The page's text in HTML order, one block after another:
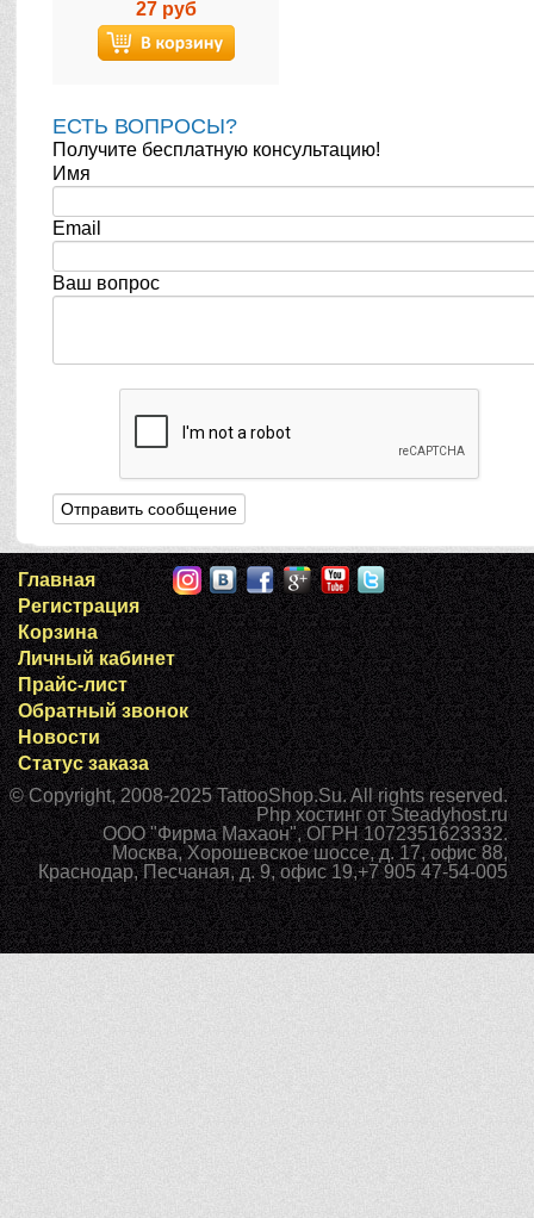
27 руб
ЕСТЬ ВОПРОСЫ?
Получите бесплатную консультацию!
Имя
Email
Ваш вопрос
Главная
Регистрация
Корзина
Личный кабинет
Прайс-лист
Обратный звонок
Новости
Статус заказа
© Copyright, 2008-2025TattooShop.Su. All rights reserved.
Php хостингот Steadyhost.ru
ООО "Фирма Махаон", ОГРН 1072351623332.
Москва,Хорошевское шоссе, д. 17, офис 88,
Краснодар,Песчаная, д. 9, офис 19,+7 905 47-54-005